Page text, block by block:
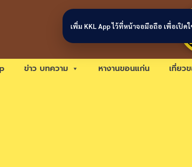
ข่าว บทความ หางานขอนแก่น เที่ยว
เพิ่ม KKL App ไว้ที่หน้าจอมือถือ เพื่อเปิด